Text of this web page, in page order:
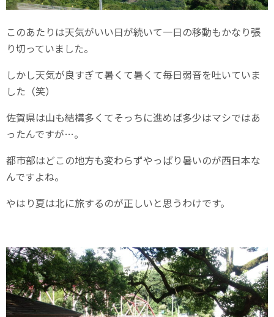
このあたりは天気がいい日が続いて一日の移動もかなり張
り切っていました。
しかし天気が良すぎて暑くて暑くて毎日弱音を吐いていま
した（笑）
佐賀県は山も結構多くてそっちに進めば多少はマシではあ
ったんですが…。
都市部はどこの地方も変わらずやっぱり暑いのが西日本な
んですよね。
やはり夏は北に旅するのが正しいと思うわけです。